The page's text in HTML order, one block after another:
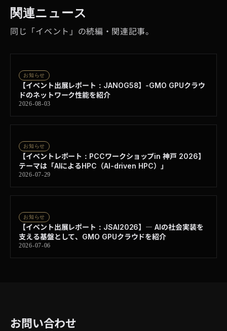
関連ニュース
同じ「イベント」の続編・関連記事。
お知らせ
【イベント出展レポート：JANOG58】-GMO GPUクラウ
ドのネットワーク性能を紹介
2026-08-03
お知らせ
【イベントレポート：PCCワークショップin 神戸 2026】
テーマは「AIによるHPC（AI-driven HPC）」
2026-07-29
お知らせ
【イベント出展レポート：JSAI2026】― AIの社会実装を
支える基盤として、GMO GPUクラウドを紹介
2026-07-06
お問い合わせ